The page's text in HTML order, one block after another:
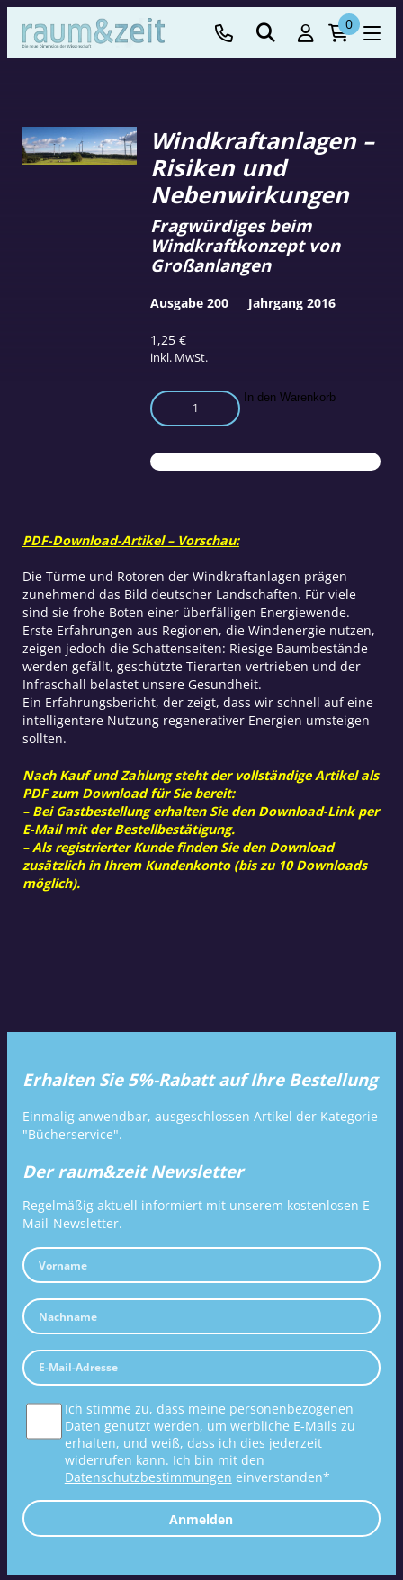
0
Windkraftanlagen –
Risiken und
Nebenwirkungen
1,25€
inkl. MwSt.
Fragwürdiges beim
Windkraftkonzept von
Großanlangen
Windkraftanlagen
–
und
Nebenwirkungen
In den Warenkorb
Ausgabe 200 Jahrgang 2016
PDF-Download-Artikel – Vorschau:
Die Türme und Rotoren der Windkraftanlagen prägen
zunehmend das Bild deutscher Landschaften. Für viele
sind sie frohe Boten einer überfälligen Energiewende.
Erste Erfahrungen aus Regionen, die Windenergie nutzen,
zeigen jedoch die Schattenseiten: Riesige Baumbestände
werden gefällt, geschützte Tierarten vertrieben und der
Infraschall belastet unsere Gesundheit.
Ein Erfahrungsbericht, der zeigt, dass wir schnell auf eine
intelligentere Nutzung regenerativer Energien umsteigen
sollten.
Nach Kauf und Zahlung steht der vollständige Artikel als
PDF zum Download für Sie bereit:
– Bei Gastbestellung erhalten Sie den Download-Link per
E-Mail mit der Bestellbestätigung.
– Als registrierter Kunde finden Sie den Download
zusätzlich in Ihrem Kundenkonto (bis zu 10 Downloads
möglich).
Erhalten Sie 5%-Rabatt auf Ihre Bestellung
Einmalig anwendbar, ausgeschlossen Artikel der Kategorie
"Bücherservice".
Der raum&zeit Newsletter
Regelmäßig aktuell informiert mit unserem kostenlosen E-
Mail-Newsletter.
Ich stimme zu, dass meine personenbezogenen
Daten genutzt werden, um werbliche E-Mails zu
erhalten, und weiß, dass ich dies jederzeit
widerrufen kann. Ich bin mit den
Datenschutzbestimmungen einverstanden*
Anmelden